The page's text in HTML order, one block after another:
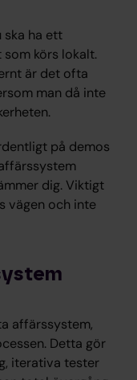
ska ha ett
körs lokalt.
är det ofta
man då inte
på demos
dig. Viktigt
vägen och inte
affärssystem,
Detta gör
iterativa tester